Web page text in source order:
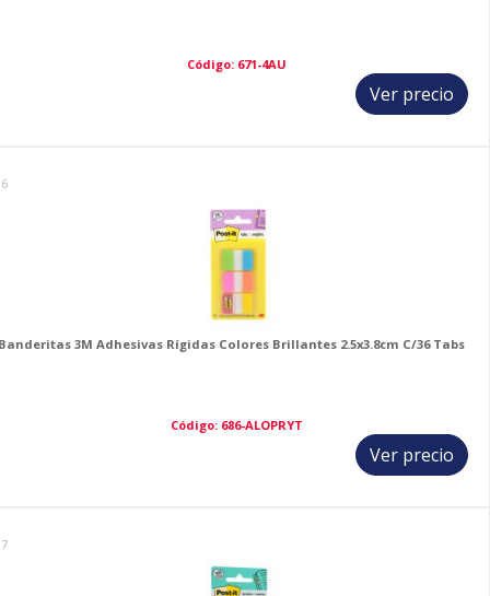
Código: 671-4AU
Ver precio
3M Adhesivas Rígidas Colores Brillantes 2.5x3.8cm C/36 Tabs
Código: 686-ALOPRYT
Ver precio